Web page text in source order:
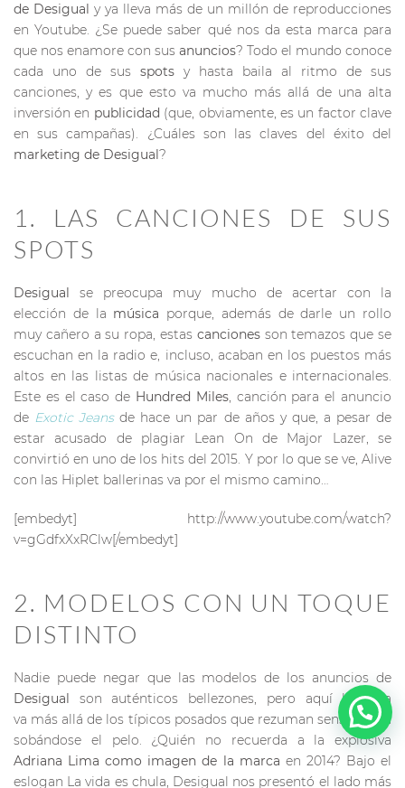
de Desigual y ya lleva más de un millón de reproducciones
en Youtube. ¿Se puede saber qué nos da esta marca para
que nos enamore con sus anuncios? Todo el mundo conoce
cada uno de sus spots y hasta baila al ritmo de sus
canciones, y es que esto va mucho más allá de una alta
inversión en publicidad (que, obviamente, es un factor clave
en sus campañas). ¿Cuáles son las claves del éxito del
marketing de Desigual ?
1. LAS CANCIONES DE SUS
SPOTS
Desigual
se preocupa muy mucho de acertar con la
elección de la música porque, además de darle un rollo
muy cañero a su ropa, estas cancionesson temazos que se
escuchan en la radio e, incluso, acaban en los puestos más
altos en las listas de música nacionales e internacionales.
Este es el caso de Hundred Miles, canción para el anuncio
de Exotic Jeansde hace un par de años y que, a pesar de
estar acusado de plagiar Lean On de Major Lazer, se
convirtió en uno de los hits del 2015. Y por lo que se ve, Alive
con las Hiplet ballerinas va por el mismo camino…
[embedyt] http://www.youtube.com/watch?
v=gGdfxXxRClw[/embedyt]
2. MODELOS CON UN TOQUE
DISTINTO
Nadie puede negar que las modelos de los anuncios de
Desigual
son auténticos bellezones, pero aquí la cosa
va más allá de los típicos posados que rezuman sensualidad
sobándose el pelo. ¿Quién no recuerda a la explosiva
Adriana Lima como imagen de la marca en 2014? Bajo el
eslogan La vida es chula, Desigual nos presentó el lado más